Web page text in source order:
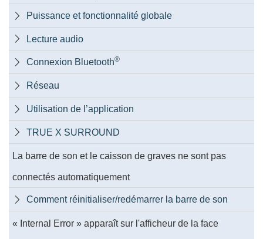
 Puissance et fonctionnalité globale
 Lecture audio
 Connexion Bluetooth®
 Réseau
 Utilisation de l’application
 TRUE X SURROUND
La barre de son et le caisson de graves ne sont pas
connectés automatiquement
 Comment réinitialiser/redémarrer la barre de son
« Internal Error » apparaît sur l'afficheur de la face